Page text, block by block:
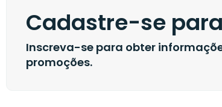
Cadastre-se
Inscreva-se para obter
promoções.